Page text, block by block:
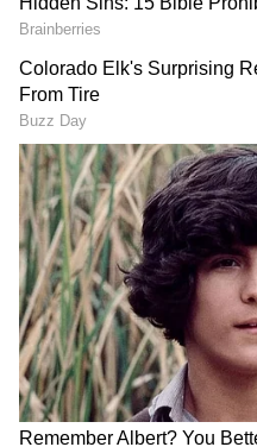
2
5